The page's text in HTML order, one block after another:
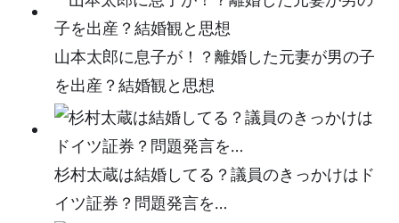
山本太郎に息子が！？離婚した元妻が男の子
を出産？結婚観と思想
杉村太蔵は結婚してる？議員のきっかけはド
イツ証券？問題発言を…